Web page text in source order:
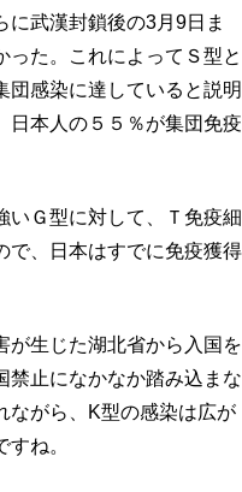
に武漢封鎖後の3月9日ま
った。これによってＳ型と
団感染に達していると説明
日本人の５５％が集団免疫
いＧ型に対して、Ｔ免疫細
で、日本はすでに免疫獲得
が生じた湖北省から入国を
禁止になかなか踏み込まな
ながら、K型の感染は広が
ね。